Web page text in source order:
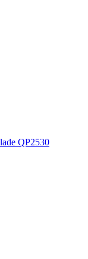
QP2530